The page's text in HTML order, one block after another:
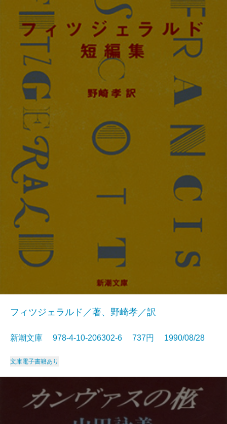
フィツジェラルド／著、野崎孝／訳
新潮文庫 978-4-10-206302-6 737円 1990/08/28
文庫電子書籍あり